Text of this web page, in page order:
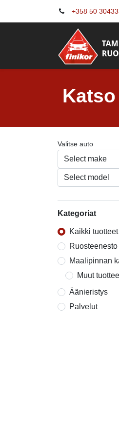
+358 50
Valitse auto
Kategoriat
Kaikki tuotteet
Ruosteenesto
Maalipinnan
Muut
Äänieristys
Palvelut